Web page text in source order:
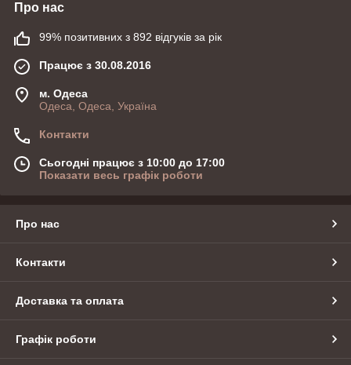
Про нас
99% позитивних з 892 відгуків за рік
Працює з 30.08.2016
м. Одеса
Одеса, Одеса, Україна
Контакти
Сьогодні працює з 10:00 до 17:00
Показати весь графік роботи
Про нас
Контакти
Доставка та оплата
Графік роботи